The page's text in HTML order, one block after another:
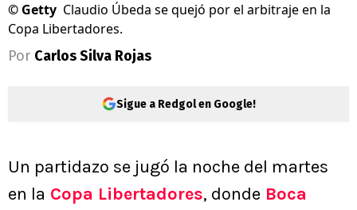
© Getty Claudio Úbeda se quejó por el arbitraje en la
Copa Libertadores.
Por Carlos Silva Rojas
Sigue a Redgol en Google!
Un partidazo se jugó la noche del martes
en la Copa Libertadores, donde Boca